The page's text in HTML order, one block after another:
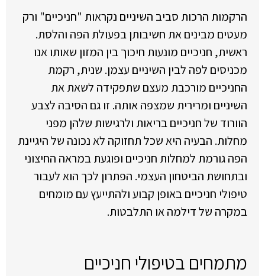
הרקמות הרכות סביב השיניים נקראות "חניכיים" ורק
מעטים מבינים את חשיבותן בפעולת הפה והלסת.
ראשית, חניכיים מונעות חיכוך בין המזון שאותו אנו
מכניסים לפה לבין השיניים עצמן. שנית, רקמת
החניכיים מורכבת מעצם שתפקידה לשאת את
השיניים ומרירית שמצפה אותה. זו גם הסיבה לצבע
הוורוד של חניכיים בריאות ולרגישות שלהן מפני
מחלות. הבעיה היא שכל תחזוקה לא נכונה של היגיינת
הפה גורמת למחלות חניכיים ופוגעת במראה החיצוני
ובתחושת הביטחון העצמי. הפתרון לכך הוא לעבור
טיפולי חניכיים באופן קבוע ולהתייעץ עם מומחים
במקרה של דילמה או התלבטות.
מתמחים בטיפולי חניכיים